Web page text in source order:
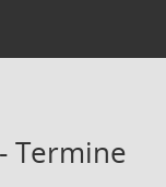
Termine